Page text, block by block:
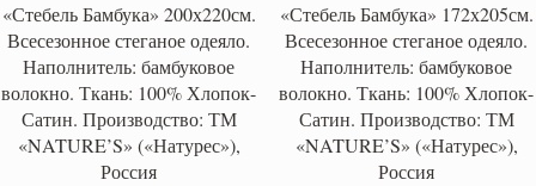
«Стебель Бамбука» 200х220см.
Всесезонное стеганое одеяло.
Наполнитель: бамбуковое
волокно. Ткань: 100% Хлопок-
Сатин. Производство: ТМ
«NATURE’S» («Натурес»),
Россия
«Стебель Бамбука» 172х205см.
Всесезонное стеганое одеяло.
Наполнитель: бамбуковое
волокно. Ткань: 100% Хлопок-
Сатин. Производство: ТМ
«NATURE’S» («Натурес»),
Россия